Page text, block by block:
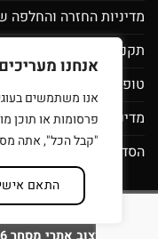
אנחנו
אנו משתמשים
פרסומות או תוכן
"קבל הכל", אתה
התאם
מדיניות החזרה והחלפה
תקנון מועדון לקוחות
טופס בקשת מחיקת
מדיניות פרטיות
הסדרי נגישות
תנאי שימוש בית